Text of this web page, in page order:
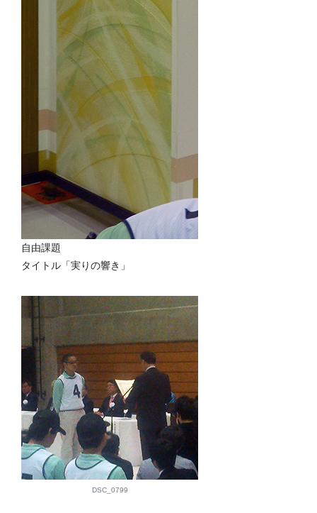
自由課題
タイトル「実りの響き」
DSC_0799